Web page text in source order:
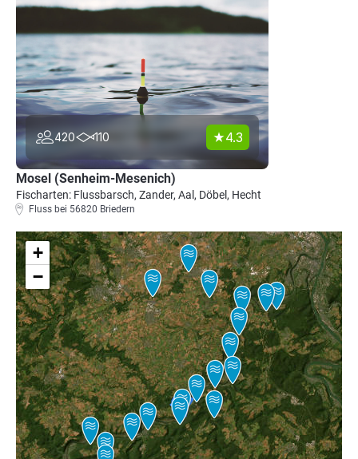
420 110 4.3
Mosel (Senheim-Mesenich)
Fischarten: Flussbarsch, Zander, Aal, Döbel, Hecht
Fluss bei 56820 Briedern
+
−